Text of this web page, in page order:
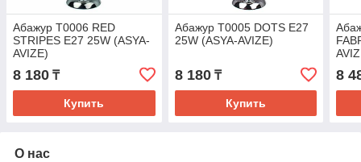
Абажур T0006 RED
STRIPES E27 25W (ASYA-
AVIZE)
8 180 ₸
Купить
Абажур T0005 DOTS E27
25W (ASYA-AVIZE)
8 180₸
Купить
8
О нас